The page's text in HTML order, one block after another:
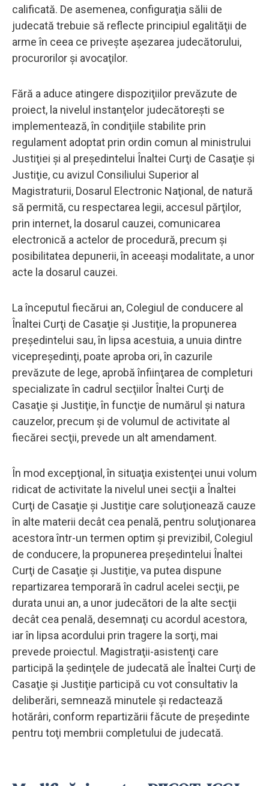
calificată. De asemenea, configuraţia sălii de
judecată trebuie să reflecte principiul egalităţii de
arme în ceea ce priveşte aşezarea judecătorului,
procurorilor şi avocaţilor.
Fără a aduce atingere dispoziţiilor prevăzute de
proiect, la nivelul instanţelor judecătoreşti se
implementează, în condiţiile stabilite prin
regulament adoptat prin ordin comun al ministrului
Justiţiei şi al preşedintelui Înaltei Curţi de Casaţie şi
Justiţie, cu avizul Consiliului Superior al
Magistraturii, Dosarul Electronic Naţional, de natură
să permită, cu respectarea legii, accesul părţilor,
prin internet, la dosarul cauzei, comunicarea
electronică a actelor de procedură, precum şi
posibilitatea depunerii, în aceeaşi modalitate, a unor
acte la dosarul cauzei.
La începutul fiecărui an, Colegiul de conducere al
Înaltei Curţi de Casaţie şi Justiţie, la propunerea
preşedintelui sau, în lipsa acestuia, a unuia dintre
vicepreşedinţi, poate aproba ori, în cazurile
prevăzute de lege, aprobă înfiinţarea de completuri
specializate în cadrul secţiilor Înaltei Curţi de
Casaţie şi Justiţie, în funcţie de numărul şi natura
cauzelor, precum şi de volumul de activitate al
fiecărei secţii, prevede un alt amendament.
În mod excepţional, în situaţia existenţei unui volum
ridicat de activitate la nivelul unei secţii a Înaltei
Curţi de Casaţie şi Justiţie care soluţionează cauze
în alte materii decât cea penală, pentru soluţionarea
acestora într-un termen optim şi previzibil, Colegiul
de conducere, la propunerea preşedintelui Înaltei
Curţi de Casaţie şi Justiţie, va putea dispune
repartizarea temporară în cadrul acelei secţii, pe
durata unui an, a unor judecători de la alte secţii
decât cea penală, desemnaţi cu acordul acestora,
iar în lipsa acordului prin tragere la sorţi, mai
prevede proiectul. Magistraţii-asistenţi care
participă la şedinţele de judecată ale Înaltei Curţi de
Casaţie şi Justiţie participă cu vot consultativ la
deliberări, semnează minutele şi redactează
hotărâri, conform repartizării făcute de preşedinte
pentru toţi membrii completului de judecată.